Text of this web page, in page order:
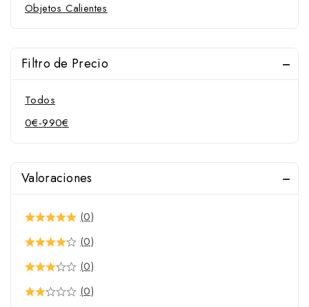
Objetos Calientes
Filtro de Precio
Todos
0€-990€
Valoraciones
(0)
(0)
(0)
(0)